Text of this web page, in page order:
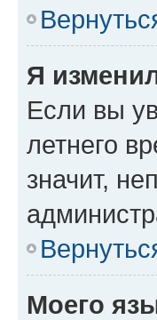
Я
Если вы
летнего
значит,
Моего